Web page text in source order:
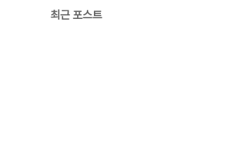
최근 포스트